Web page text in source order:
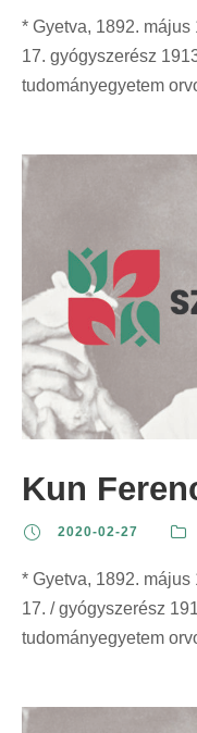
* Gyetva, 1892.
17. gyógyszerész
tudományegyetem
Kun
2020-02-27
* Gyetva, 1892.
17. / gyógyszerész
tudományegyetem